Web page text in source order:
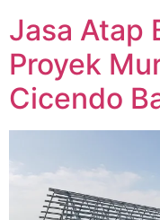
Jasa Atap
Proyek
Cicendo